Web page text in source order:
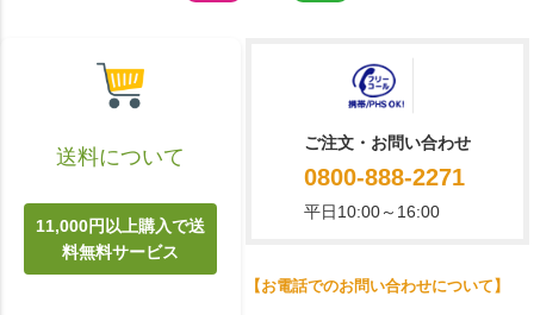
送料について
11,000円以上購入で送
料無料サービス
ご注文・お問い合わせ
0800-888-2271
平日10:00～16:00
【お電話でのお問い合わせについて】